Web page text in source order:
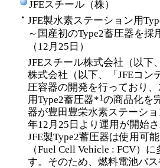
JFEスチール（株）
JFE製水素ステーション用
～国産初のType2蓄圧器を
（12月25日）
JFEスチール株式会社（以下
株式会社（以下、「JFEコン
圧容器の開発を行っており
用Type2蓄圧器*1の商品化を
器が豊田豊栄水素ステーシ
年12月25日より運用が開始
JFE製Type2蓄圧器は使用可
（Fuel Cell Vehicle : FCV）
す。そのため、燃料電池バ